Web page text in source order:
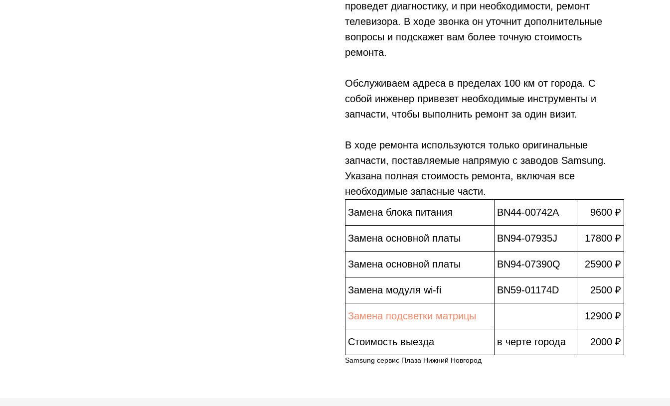
проведет диагностику, и при необходимости, ремонт
телевизора. В ходе звонка он уточнит дополнительные
вопросы и подскажет вам более точную стоимость
ремонта.
Обслуживаем адреса в пределах 100 км от города. С
собой инженер привезет необходимые инструменты и
запчасти, чтобы выполнить ремонт за один визит.
В ходе ремонта используются только оригинальные
запчасти, поставляемые напрямую с заводов Samsung.
Указана полная стоимость ремонта, включая все
необходимые запасные части.
Замена блока питания
BN44-00742A 9600 ₽
Замена основной платы BN94-07935J 17800 ₽
Замена основной платы BN94-07390Q 25900 ₽
Замена модуля wi-fi BN59-01174D 2500 ₽
Замена подсветки матрицы 12900 ₽
Стоимость выезда в черте города 2000 ₽
Samsung сервис Плаза Нижний Новгород